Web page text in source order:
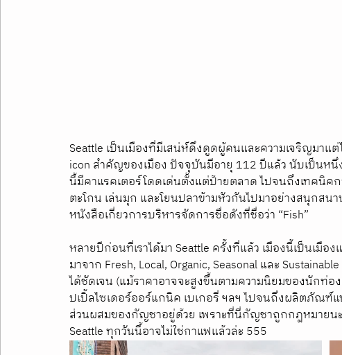
Seattle เป็นเมืองที่มีเสน่ห์ดึงดูดผู้คนและความเจริญมาแ
icon สำคัญของเมือง ปัจจุบันมีอายุ 112 ปีแล้ว นับเป็นห
นี้มีคาแรคเตอร์โดดเด่นตั้งแต่ป้ายตลาด ไปจนถึงเทคนิค
ตะโกน เล่นมุก และโยนปลาข้ามหัวกันไปมาอย่างสนุกส
หนังสือเกี่ยวการบริหารจัดการชื่อดังที่ชื่อว่า “Fish”
หลายปีก่อนที่เราได้มา Seattle ครั้งที่แล้ว เมืองนี้เป็นเมือ
มาจาก Fresh, Local, Organic, Seasonal และ
ได้ชัดเจน (แม้ราคาอาจจะสูงขึ้นตามความนิยมของนักท่
ปเปิ้ลไซเดอร์ออร์แกนิค เบเกอรี่ ฯลฯ ไปจนถึงผลิตภัณฑ์
ส่วนผสมของกัญชาอยู่ด้วย เพราะที่นี่กัญชาถูกกฎหมายนะ
Seattle ทุกวันนี้อาจไม่ใช่กาแฟแล้วล่ะ 555